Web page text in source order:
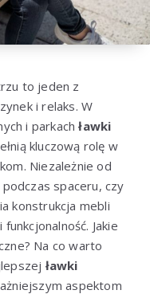
to jeden z
i relaks. W
i parkachławki
kluczową rolę w
Niezależnie od
spaceru, czy
konstrukcja mebli
Jakie
Na co warto
ławki
aspektom